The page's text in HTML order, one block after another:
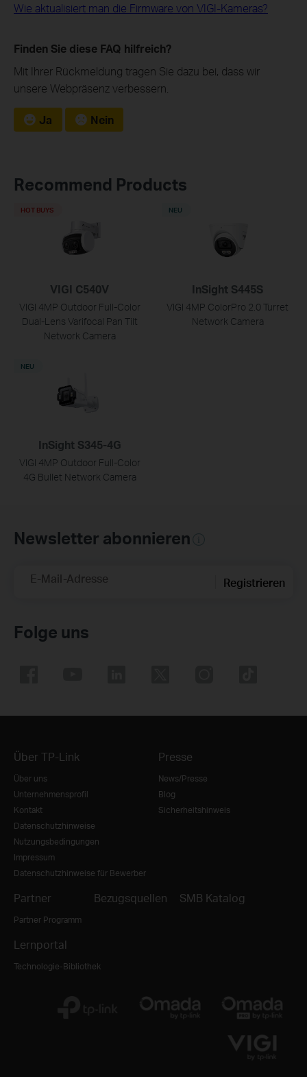
Wie aktualisiert man die Firmware von VIGI-Kameras?
Finden Sie diese FAQ hilfreich?
Mit Ihrer Rückmeldung tragen Sie dazu bei, dass wir
unsere Webpräsenz verbessern.
Ja Nein
Recommend Products
VIGI C540V
VIGI 4MP Outdoor Full-Color
Dual-Lens Varifocal Pan Tilt
Network Camera
HOT BUYS
InSight S445S
VIGI 4MP ColorPro 2.0 Turret
Network Camera
NEU
InSight S345-4G
VIGI 4MP Outdoor Full-Color
4G Bullet Network Camera
NEU
Newsletter abonnieren
E-Mail-Adresse Registrieren
Folge uns
Über TP-Link
Über uns
Unternehmensprofil
Kontakt
Datenschutzhinweise
Nutzungsbedingungen
Impressum
Datenschutzhinweise für Bewerber
Presse
News/Presse
Blog
Sicherheitshinweis
Partner
Partner Programm
Bezugsquellen SMB Katalog
Lernportal
Technologie-Bibliothek